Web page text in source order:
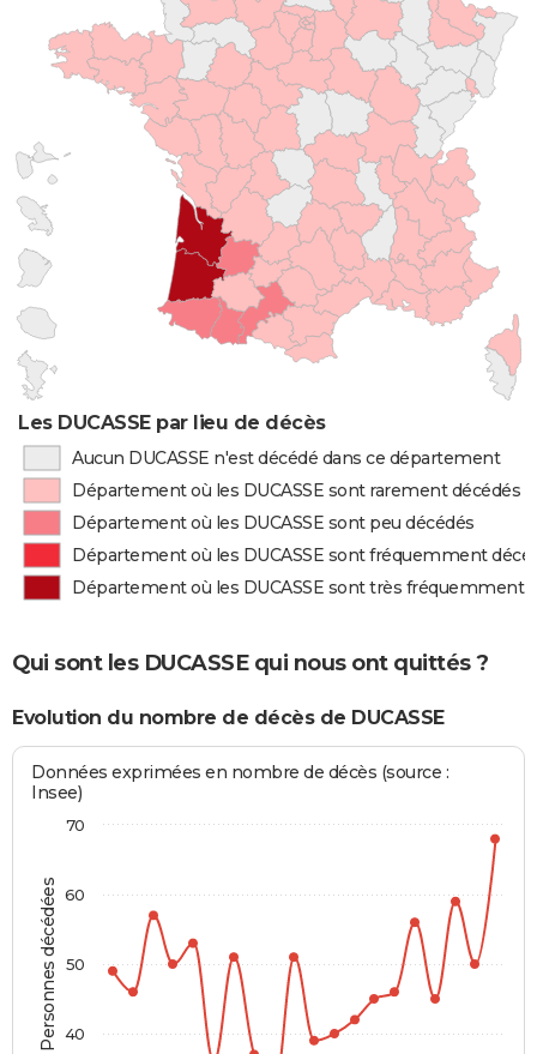
Les DUCASSE par lieu de décès
Aucun DUCASSE n'est décédé dans ce département
Département où les DUCASSE sont rarement décédés
Département où les DUCASSE sont peu décédés
Département où les DUCASSE sont fréquemment
Département où les DUCASSE sont très fréquemment
Qui sont les DUCASSE qui nous ont quittés ?
Evolution du nombre de décès de DUCASSE
Personnes décédées
Données exprimées en nombre de décès (source :
Insee)
40
50
60
70